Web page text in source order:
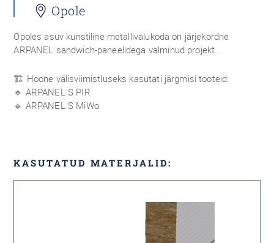
Opole
Opoles asuv kunstiline metallivalukoda on järjekordne
ARPANEL sandwich-paneelidega valminud projekt.
🏗 Hoone välisviimistluseks kasutati järgmisi tooteid:
🔹 ARPANEL S PIR
🔹 ARPANEL S MiWo
KASUTATUD MATERJALID: